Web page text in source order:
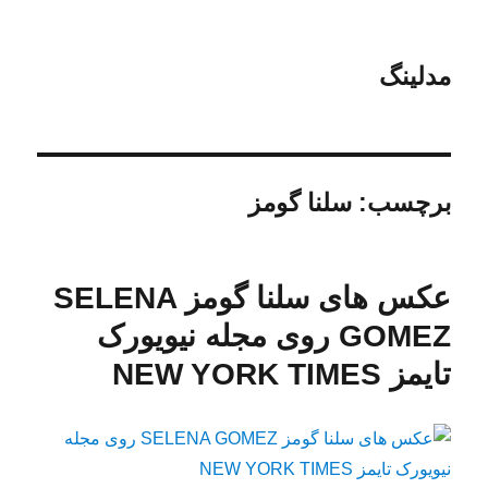
مدلینگ
برچسب:سلنا گومز
عکس های سلنا گومز SELENA
GOMEZ روی مجله نیویورک
تایمز NEW YORK TIMES